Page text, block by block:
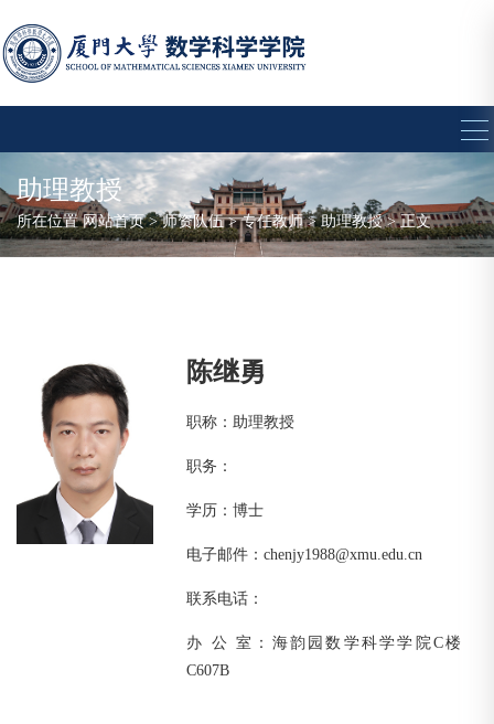
助理教授
所在位置网站首页>师资队伍>专任教师>助理教授> 正文
陈继勇
职称：助理教授
职务：
学历：博士
电子邮件：chenjy1988@xmu.edu.cn
联系电话：
办 公 室：海韵园数学科学学院C楼
C607B